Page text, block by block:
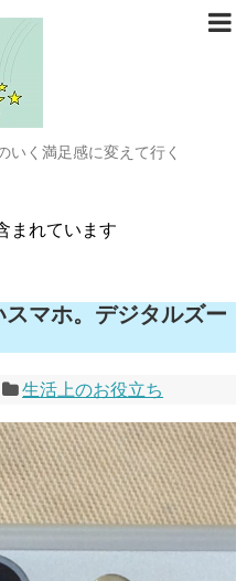
いく満足感に変えて行く
まれています
マホ。デジタルズー
生活上のお役立ち